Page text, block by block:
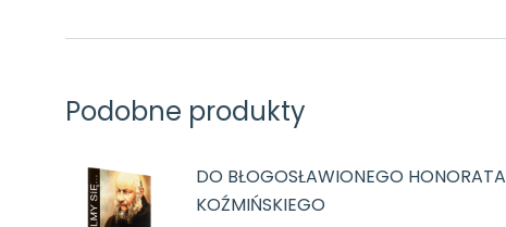
Podobne produkty
DO BŁOGOSŁAWIONEGO HONORATA
KOŹMIŃSKIEGO